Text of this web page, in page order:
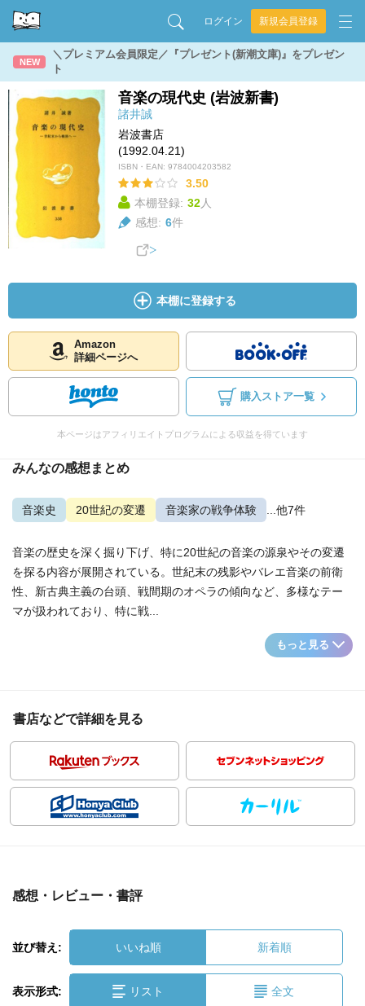
ログイン 新規会員登録
NEW
＼プレミアム会員限定／『プレゼント(新潮文庫)』をプレゼン
ト
音楽の現代史 (岩波新書)
諸井誠
岩波書店
(1992.04.21)
ISBN・EAN: 9784004203582
3.50
本棚登録: 32人
感想: 6件
本棚に登録する
Amazon
詳細ページへ
購入ストア一覧
本ページはアフィリエイトプログラムによる収益を得ています
みんなの感想まとめ
音楽史 20世紀の変遷 音楽家の戦争体験 ...他7件
音楽の歴史を深く掘り下げ、特に20世紀の音楽の源泉やその変遷
を探る内容が展開されている。世紀末の残影やバレエ音楽の前衛
性、新古典主義の台頭、戦間期のオペラの傾向など、多様なテー
マが扱われており、特に戦...
もっと見る
書店などで詳細を見る
感想・レビュー・書評
並び替え: いいね順 新着順
表示形式: リスト 全文